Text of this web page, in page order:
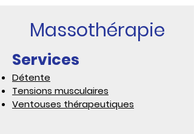
Massothérapie
Services
Détente
Tensions musculaires
Ventouses thérapeutiques